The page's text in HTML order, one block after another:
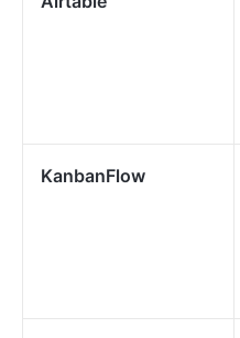
KanbanFlow